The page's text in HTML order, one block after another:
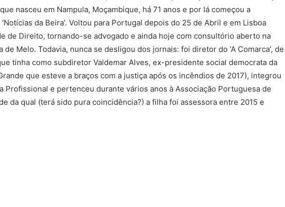
nasceu em Nampula, Moçambique, há 71 anos e por lá começou a
da Beira’. Voltou para Portugal depois do 25 de Abril e em Lisboa
de Direito, tornando-se advogado e ainda hoje com consultório aberto na
de Melo. Todavia, nunca se desligou dos jornais: foi diretor do ‘A Comarca’, de
tinha como subdiretor Valdemar Alves, ex-presidente social democrata da
que esteve a braços com a justiça após os incêndios de 2017), integrou
Profissional e pertenceu durante vários anos à Associação Portuguesa de
da qual (terá sido pura coincidência?) a filha foi assessora entre 2015 e